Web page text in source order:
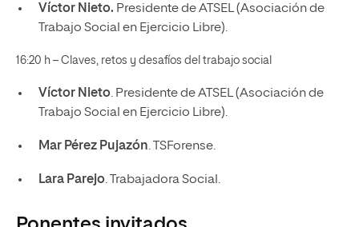
Víctor Nieto. Presidente de ATSEL (Asociación de
Trabajo Social en Ejercicio Libre).
16:20 h – Claves, retos y desafíos del trabajo social
Víctor Nieto. Presidente de ATSEL (Asociación de
Trabajo Social en Ejercicio Libre).
Mar Pérez Pujazón. TSForense.
Lara Parejo. Trabajadora Social.